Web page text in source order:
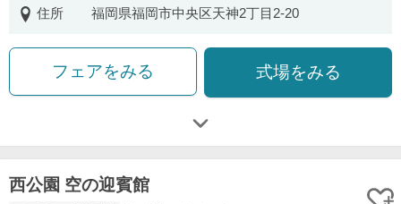
住所
福岡県福岡市中央区天神2丁目2-20
フェアをみる 式場をみる
西公園 空の迎賓館